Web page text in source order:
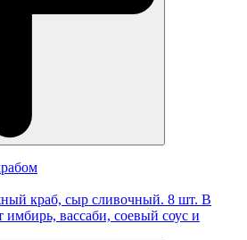
краб, сыр сливочный. 8 шт. В
имбирь, вассаби, соевый соус и